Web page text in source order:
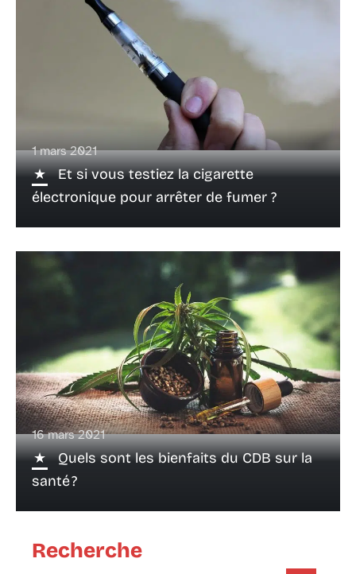
1 mars 2021
Et si vous testiez la cigarette
électronique pour arrêter de fumer ?
16 mars 2021
Quels sont les bienfaits du CDB sur la
santé ?
Recherche